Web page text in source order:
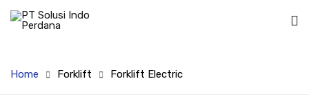
Home Forklift Forklift Electric